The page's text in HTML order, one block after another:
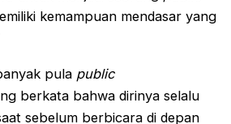
kemampuan mendasar yang
pula public
berkata bahwa dirinya selalu
sebelum berbicara di depan